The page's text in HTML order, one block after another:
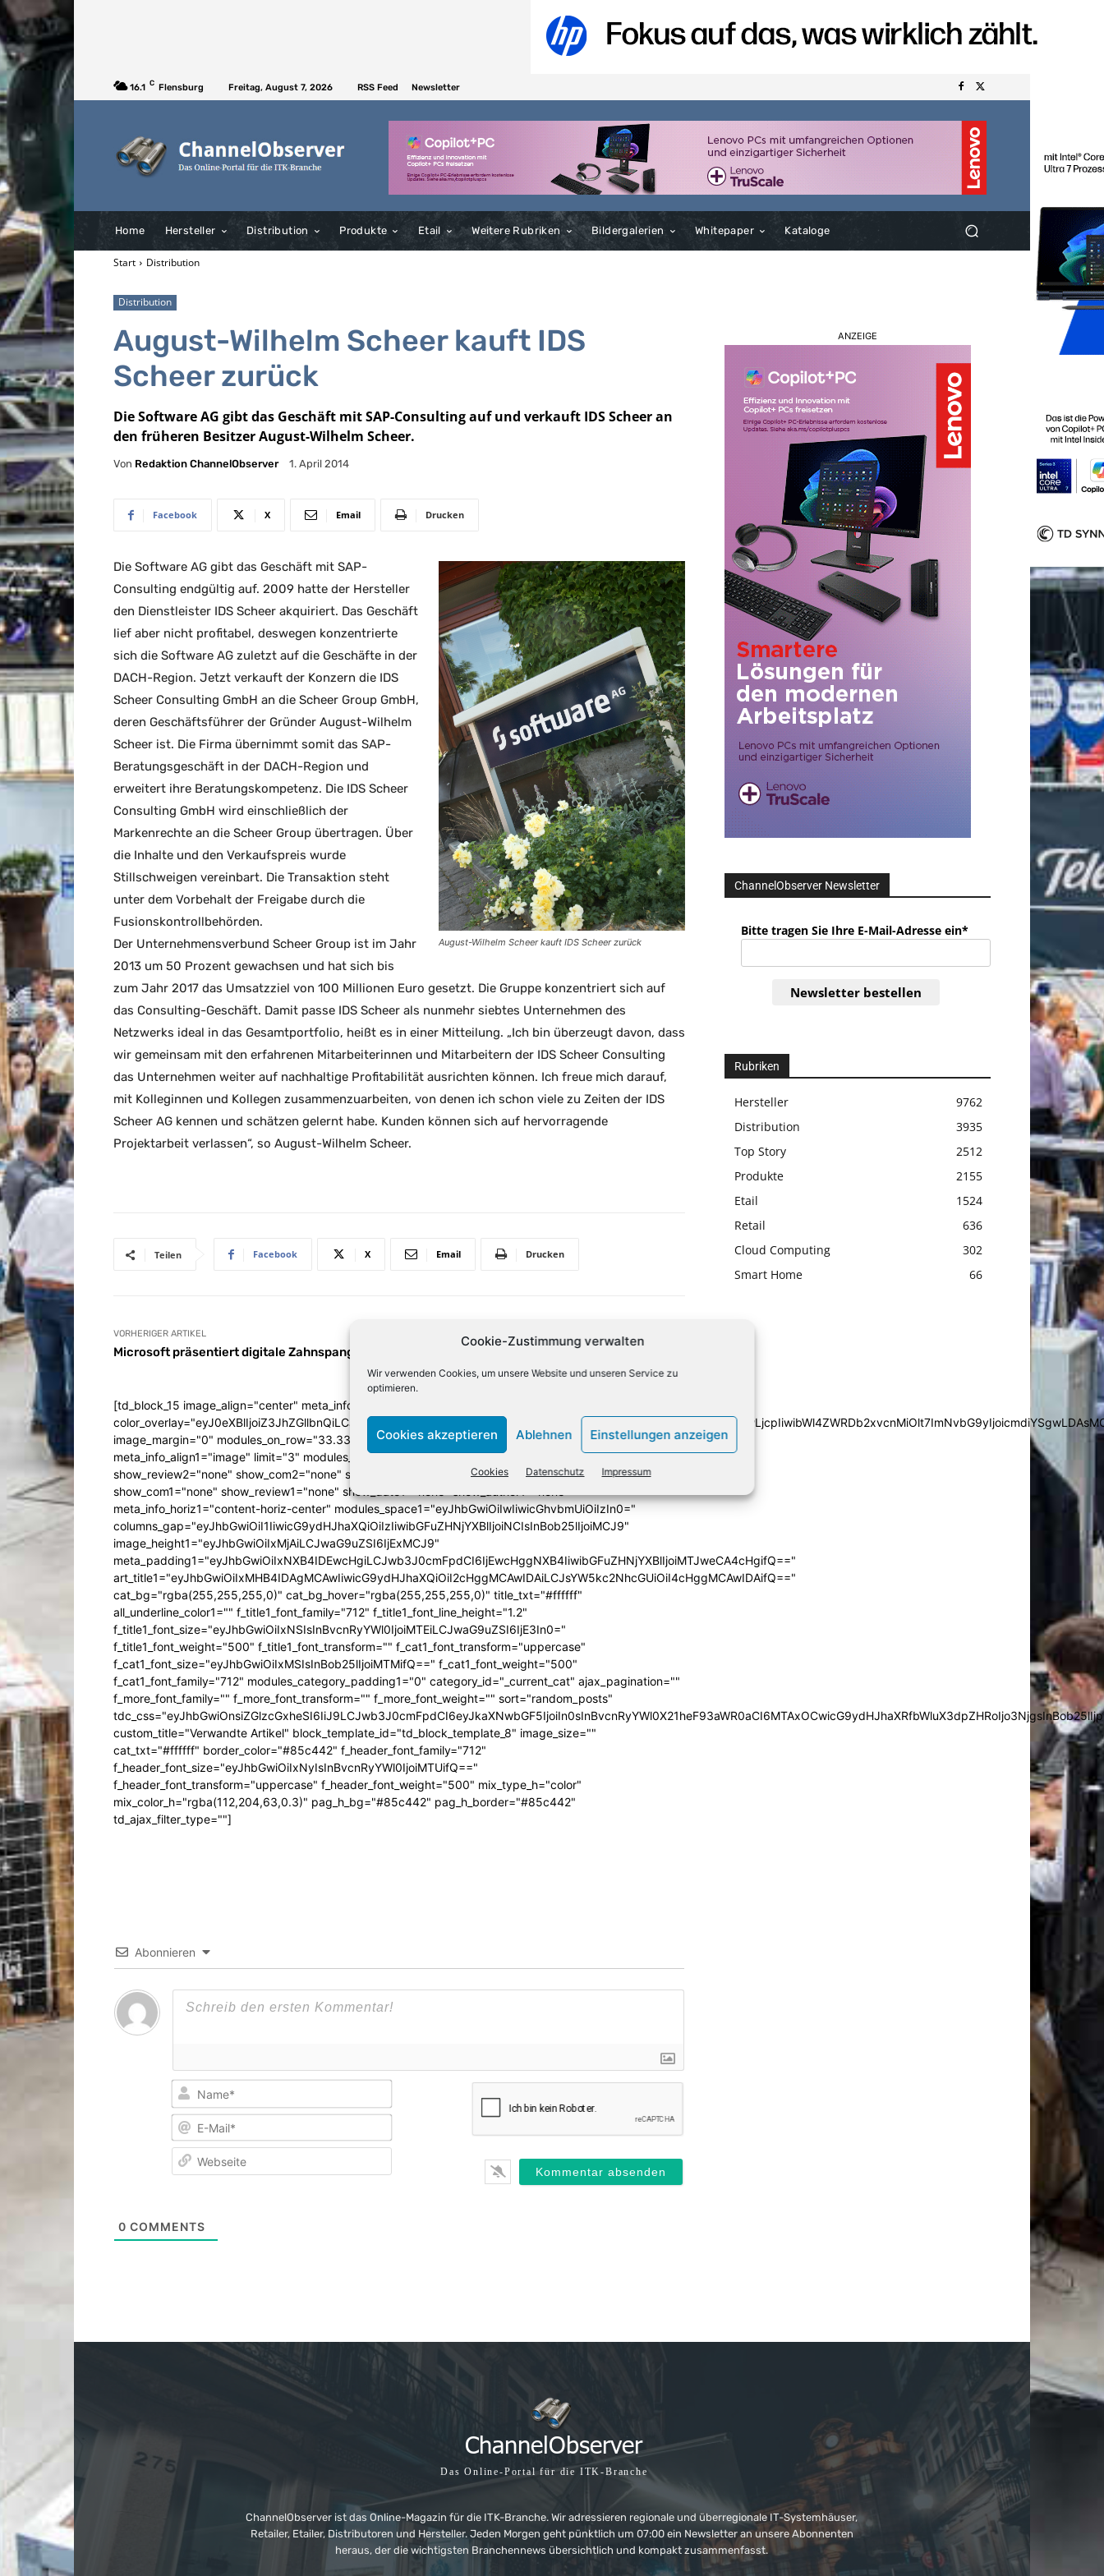
Cookie-Zustimmung verwalten
Wir verwenden Cookies, um unsere Website und unseren Service zu
optimieren.
Cookies akzeptieren Ablehnen Einstellungen anzeigen
Cookies Datenschutz Impressum
16.1 C Flensburg Freitag, August 7, 2026 RSS Feed Newsletter
Home Hersteller Distribution Produkte Etail Weitere Rubriken Bildergalerien Whitepaper Kataloge
Start Distribution
Distribution
August-Wilhelm Scheer kauft IDS
Scheer zurück
Die Software AG gibt das Geschäft mit SAP-Consulting auf und verkauft IDS Scheer an
den früheren Besitzer August-Wilhelm Scheer.
Von Redaktion ChannelObserver 1. April 2014
Facebook X Email Drucken
August-Wilhelm Scheer kauft IDS Scheer zurück
Die Software AG gibt das Geschäft mit SAP-
Consulting endgültig auf. 2009 hatte der Hersteller
den Dienstleister IDS Scheer akquiriert. Das Geschäft
lief aber nicht profitabel, deswegen konzentrierte
sich die Software AG zuletzt auf die Geschäfte in der
DACH-Region. Jetzt verkauft der Konzern die IDS
Scheer Consulting GmbH an die Scheer Group GmbH,
deren Geschäftsführer der Gründer August-Wilhelm
Scheer ist. Die Firma übernimmt somit das SAP-
Beratungsgeschäft in der DACH-Region und
erweitert ihre Beratungskompetenz. Die IDS Scheer
Consulting GmbH wird einschließlich der
Markenrechte an die Scheer Group übertragen. Über
die Inhalte und den Verkaufspreis wurde
Stillschweigen vereinbart. Die Transaktion steht
unter dem Vorbehalt der Freigabe durch die
Fusionskontrollbehörden.
Der Unternehmensverbund Scheer Group ist im Jahr
2013 um 50 Prozent gewachsen und hat sich bis
zum Jahr 2017 das Umsatzziel von 100 Millionen Euro gesetzt. Die Gruppe konzentriert sich auf
das Consulting-Geschäft. Damit passe IDS Scheer als nunmehr siebtes Unternehmen des
Netzwerks ideal in das Gesamtportfolio, heißt es in einer Mitteilung. „Ich bin überzeugt davon, dass
wir gemeinsam mit den erfahrenen Mitarbeiterinnen und Mitarbeitern der IDS Scheer Consulting
das Unternehmen weiter auf nachhaltige Profitabilität ausrichten können. Ich freue mich darauf,
mit Kolleginnen und Kollegen zusammenzuarbeiten, von denen ich schon viele zu Zeiten der IDS
Scheer AG kennen und schätzen gelernt habe. Kunden können sich auf hervorragende
Projektarbeit verlassen“, so August-Wilhelm Scheer.
Teilen Facebook X Email Drucken
VORHERIGER ARTIKEL
Microsoft präsentiert digitale Zahnspange
[td_block_15 image_align="center" meta_info_align="bottom"
image_margin="0" modules_on_row="33.33333333%" columns="33.33333333%"
meta_info_align1="image" limit="3" modules_category="above" show_author2="none" show_date2="none"
show_review2="none" show_com2="none" show_excerpt2="none" show_excerpt1="none"
show_com1="none" show_review1="none" show_date1="none" show_author1="none"
meta_info_horiz1="content-horiz-center" modules_space1="eyJhbGwiOiIwIiwicGhvbmUiOiIzIn0="
columns_gap="eyJhbGwiOiI1IiwicG9ydHJhaXQiOiIzIiwibGFuZHNjYXBlIjoiNCIsInBob25lIjoiMCJ9"
image_height1="eyJhbGwiOiIxMjAiLCJwaG9uZSI6IjExMCJ9"
meta_padding1="eyJhbGwiOiIxNXB4IDEwcHgiLCJwb3J0cmFpdCI6IjEwcHggNXB4IiwibGFuZHNjYXBlIjoiMTJweCA4cHgifQ=="
art_title1="eyJhbGwiOiIxMHB4IDAgMCAwIiwicG9ydHJhaXQiOiI2cHggMCAwIDAiLCJsYW5kc2NhcGUiOiI4cHggMCAwIDAifQ=="
cat_bg="rgba(255,255,255,0)" cat_bg_hover="rgba(255,255,255,0)" title_txt="#ffffff"
all_underline_color1="" f_title1_font_family="712" f_title1_font_line_height="1.2"
f_title1_font_size="eyJhbGwiOiIxNSIsInBvcnRyYWl0IjoiMTEiLCJwaG9uZSI6IjE3In0="
f_title1_font_weight="500" f_title1_font_transform="" f_cat1_font_transform="uppercase"
f_cat1_font_size="eyJhbGwiOiIxMSIsInBob25lIjoiMTMifQ==" f_cat1_font_weight="500"
f_cat1_font_family="712" modules_category_padding1="0" category_id="_current_cat" ajax_pagination=""
f_more_font_family="" f_more_font_transform="" f_more_font_weight="" sort="random_posts"
custom_title="Verwandte Artikel" block_template_id="td_block_template_8" image_size=""
cat_txt="#ffffff" border_color="#85c442" f_header_font_family="712"
f_header_font_size="eyJhbGwiOiIxNyIsInBvcnRyYWl0IjoiMTUifQ=="
f_header_font_transform="uppercase" f_header_font_weight="500" mix_type_h="color"
mix_color_h="rgba(112,204,63,0.3)" pag_h_bg="#85c442" pag_h_border="#85c442"
td_ajax_filter_type=""]
Abonnieren
Name*
E-
0 COMMENTS
ANZEIGE
ChannelObserver Newsletter
Bitte tragen Sie Ihre E-Mail-Adresse ein*
Newsletter bestellen
Rubriken
Hersteller
9762
Distribution
3935
Top Story
2512
Produkte
2155
Etail
1524
Retail
636
Cloud Computing
302
Smart Home
66
Das Online-Portal für die ITK-Branche
ChannelObserver ist das Online-Magazin für die ITK-Branche. Wir adressieren regionale und überregionale IT-Systemhäuser,
Retailer, Etailer, Distributoren und Hersteller. Jeden Morgen geht pünktlich um 07:00 ein Newsletter an unsere Abonnenten
heraus, der die wichtigsten Branchennews übersichtlich und kompakt zusammenfasst.